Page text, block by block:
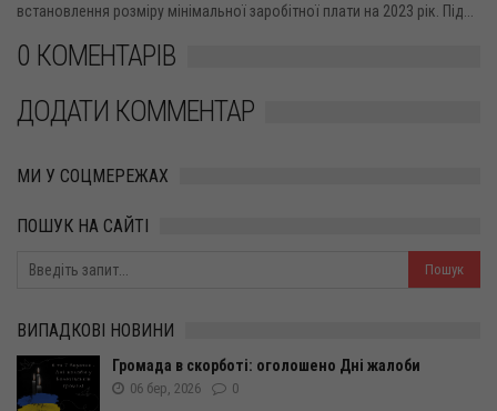
встановлення розміру мінімальної заробітної плати на 2023 рік. Під...
0 КОМЕНТАРІВ
ДОДАТИ КОММЕНТАР
МИ У СОЦМЕРЕЖАХ
ПОШУК НА САЙТІ
ВИПАДКОВІ НОВИНИ
Громада в скорботі: оголошено Дні жалоби
06 бер, 2026 0